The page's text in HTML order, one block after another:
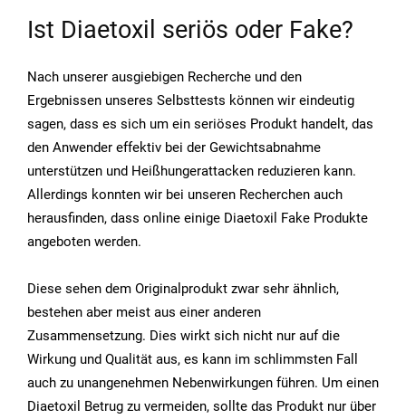
Ist Diaetoxil seriös oder Fake?
Nach unserer ausgiebigen Recherche und den
Ergebnissen unseres Selbsttests können wir eindeutig
sagen, dass es sich um ein seriöses Produkt handelt, das
den Anwender effektiv bei der Gewichtsabnahme
unterstützen und Heißhungerattacken reduzieren kann.
Allerdings konnten wir bei unseren Recherchen auch
herausfinden, dass online einige Diaetoxil Fake Produkte
angeboten werden.
Diese sehen dem Originalprodukt zwar sehr ähnlich,
bestehen aber meist aus einer anderen
Zusammensetzung. Dies wirkt sich nicht nur auf die
Wirkung und Qualität aus, es kann im schlimmsten Fall
auch zu unangenehmen Nebenwirkungen führen. Um einen
Diaetoxil Betrug zu vermeiden, sollte das Produkt nur über